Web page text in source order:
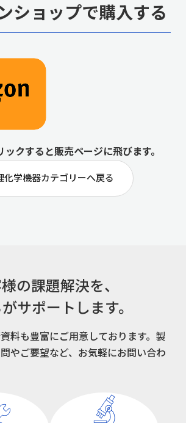
ンショップで購入する
クすると販売ページに飛びます。
化学機器カテゴリーへ戻る
の課題解決を、
サポートします。
料も豊富にご用意しております。 製
やご要望など、お気軽にお問い合わ